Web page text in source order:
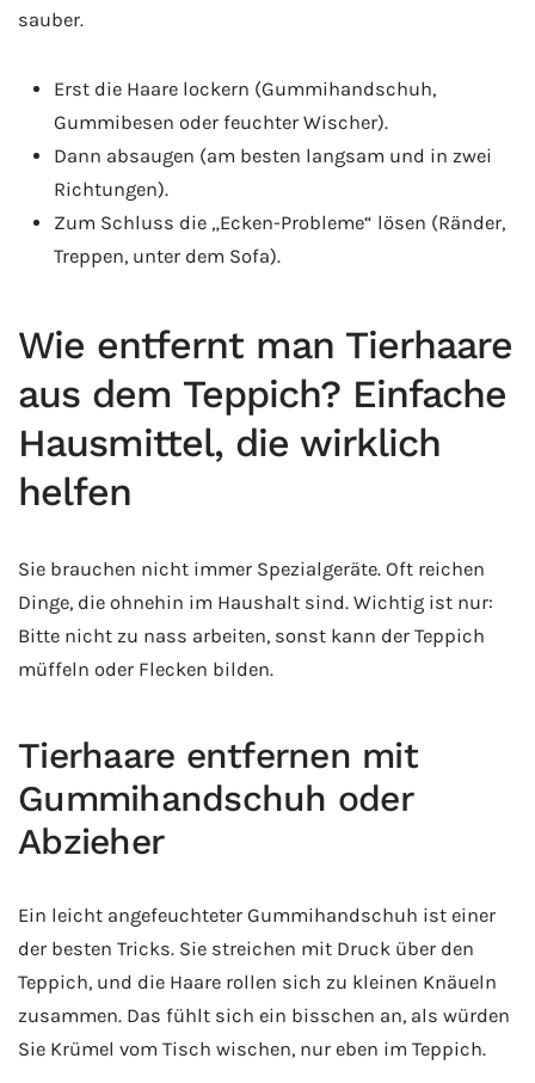
sauber.
Erst die Haare lockern (Gummihandschuh,
Gummibesen oder feuchter Wischer).
Dann absaugen (am besten langsam und in zwei
Richtungen).
Zum Schluss die „Ecken-Probleme“ lösen (Ränder,
Treppen, unter dem Sofa).
Wie entfernt man Tierhaare
aus dem Teppich? Einfache
Hausmittel, die wirklich
helfen
Sie brauchen nicht immer Spezialgeräte. Oft reichen
Dinge, die ohnehin im Haushalt sind. Wichtig ist nur:
Bitte nicht zu nass arbeiten, sonst kann der Teppich
müffeln oder Flecken bilden.
Tierhaare entfernen mit
Gummihandschuh oder
Abzieher
Ein leicht angefeuchteter Gummihandschuh ist einer
der besten Tricks. Sie streichen mit Druck über den
Teppich, und die Haare rollen sich zu kleinen Knäueln
zusammen. Das fühlt sich ein bisschen an, als würden
Sie Krümel vom Tisch wischen, nur eben im Teppich.